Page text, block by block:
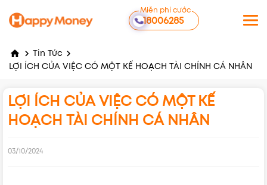
Miễn phí cước
18006285
Tin Tức
LỢI ÍCH CỦA VIỆC CÓ MỘT KẾ HOẠCH TÀI CHÍNH CÁ NHÂN
LỢI ÍCH CỦA VIỆC CÓ MỘT KẾ
HOẠCH TÀI CHÍNH CÁ NHÂN
03/10/2024